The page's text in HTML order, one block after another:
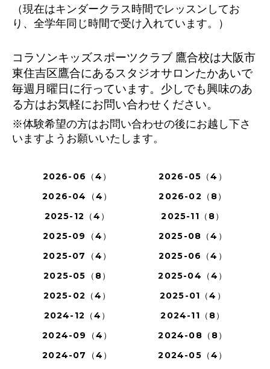
（現在はキンダークラス時間でレッスンしてお
り、全学年同じ時間で受け入れています。）
コラソンキッズスポーツクラブ 鷹合校は大阪市
東住吉区鷹合にあるスタジオサロンたかあいで
毎週月曜日に行っています。少しでも興味のあ
る方はお気軽にお問い合わせください。
※体験希望の方はお問い合わせの後にお越し下さ
いますようお願いいたします。
2026-06（4）
2026-05（4）
2026-04（4）
2026-02（8）
2025-12（4）
2025-11（8）
2025-09（4）
2025-08（4）
2025-07（4）
2025-06（4）
2025-05（8）
2025-04（4）
2025-02（4）
2025-01（4）
2024-12（4）
2024-11（8）
2024-09（4）
2024-08（8）
2024-07（4）
2024-05（4）